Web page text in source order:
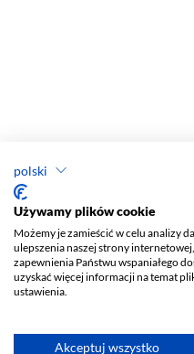
polski
Używamy plików cookie
Możemy je zamieścić w celu analizy
ulepszenia naszej strony
zapewnienia Państwu wspaniałego
uzyskać więcej informacji na temat
ustawienia.
Akceptuj wszystko